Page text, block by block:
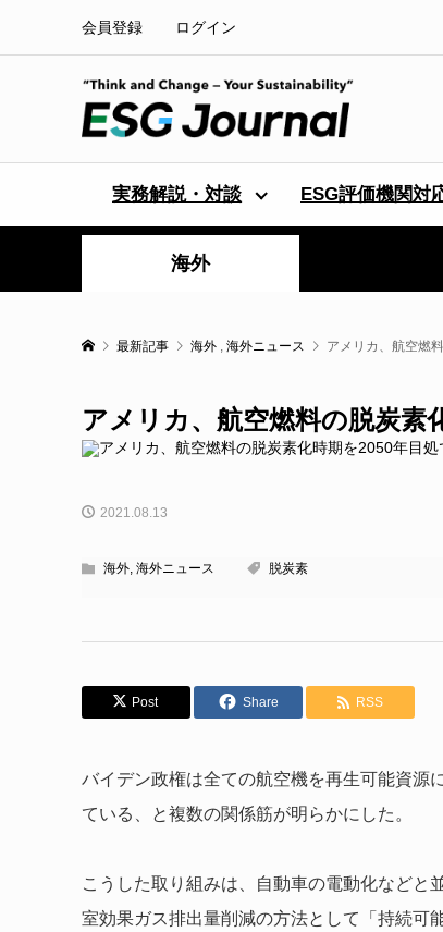
会員登録 ログイン
実務解説・対談 ESG評価機関対
海外
最新記事 海外 , 海外ニュース アメリカ、航空燃
アメリカ、航空燃料の脱炭素
2021.08.13
海外, 海外ニュース 脱炭素
Post Share RSS
バイデン政権は全ての航空機を再生可能資源
ている、と複数の関係筋が明らかにした。
こうした取り組みは、自動車の電動化などと
室効果ガス排出量削減の方法として「持続可